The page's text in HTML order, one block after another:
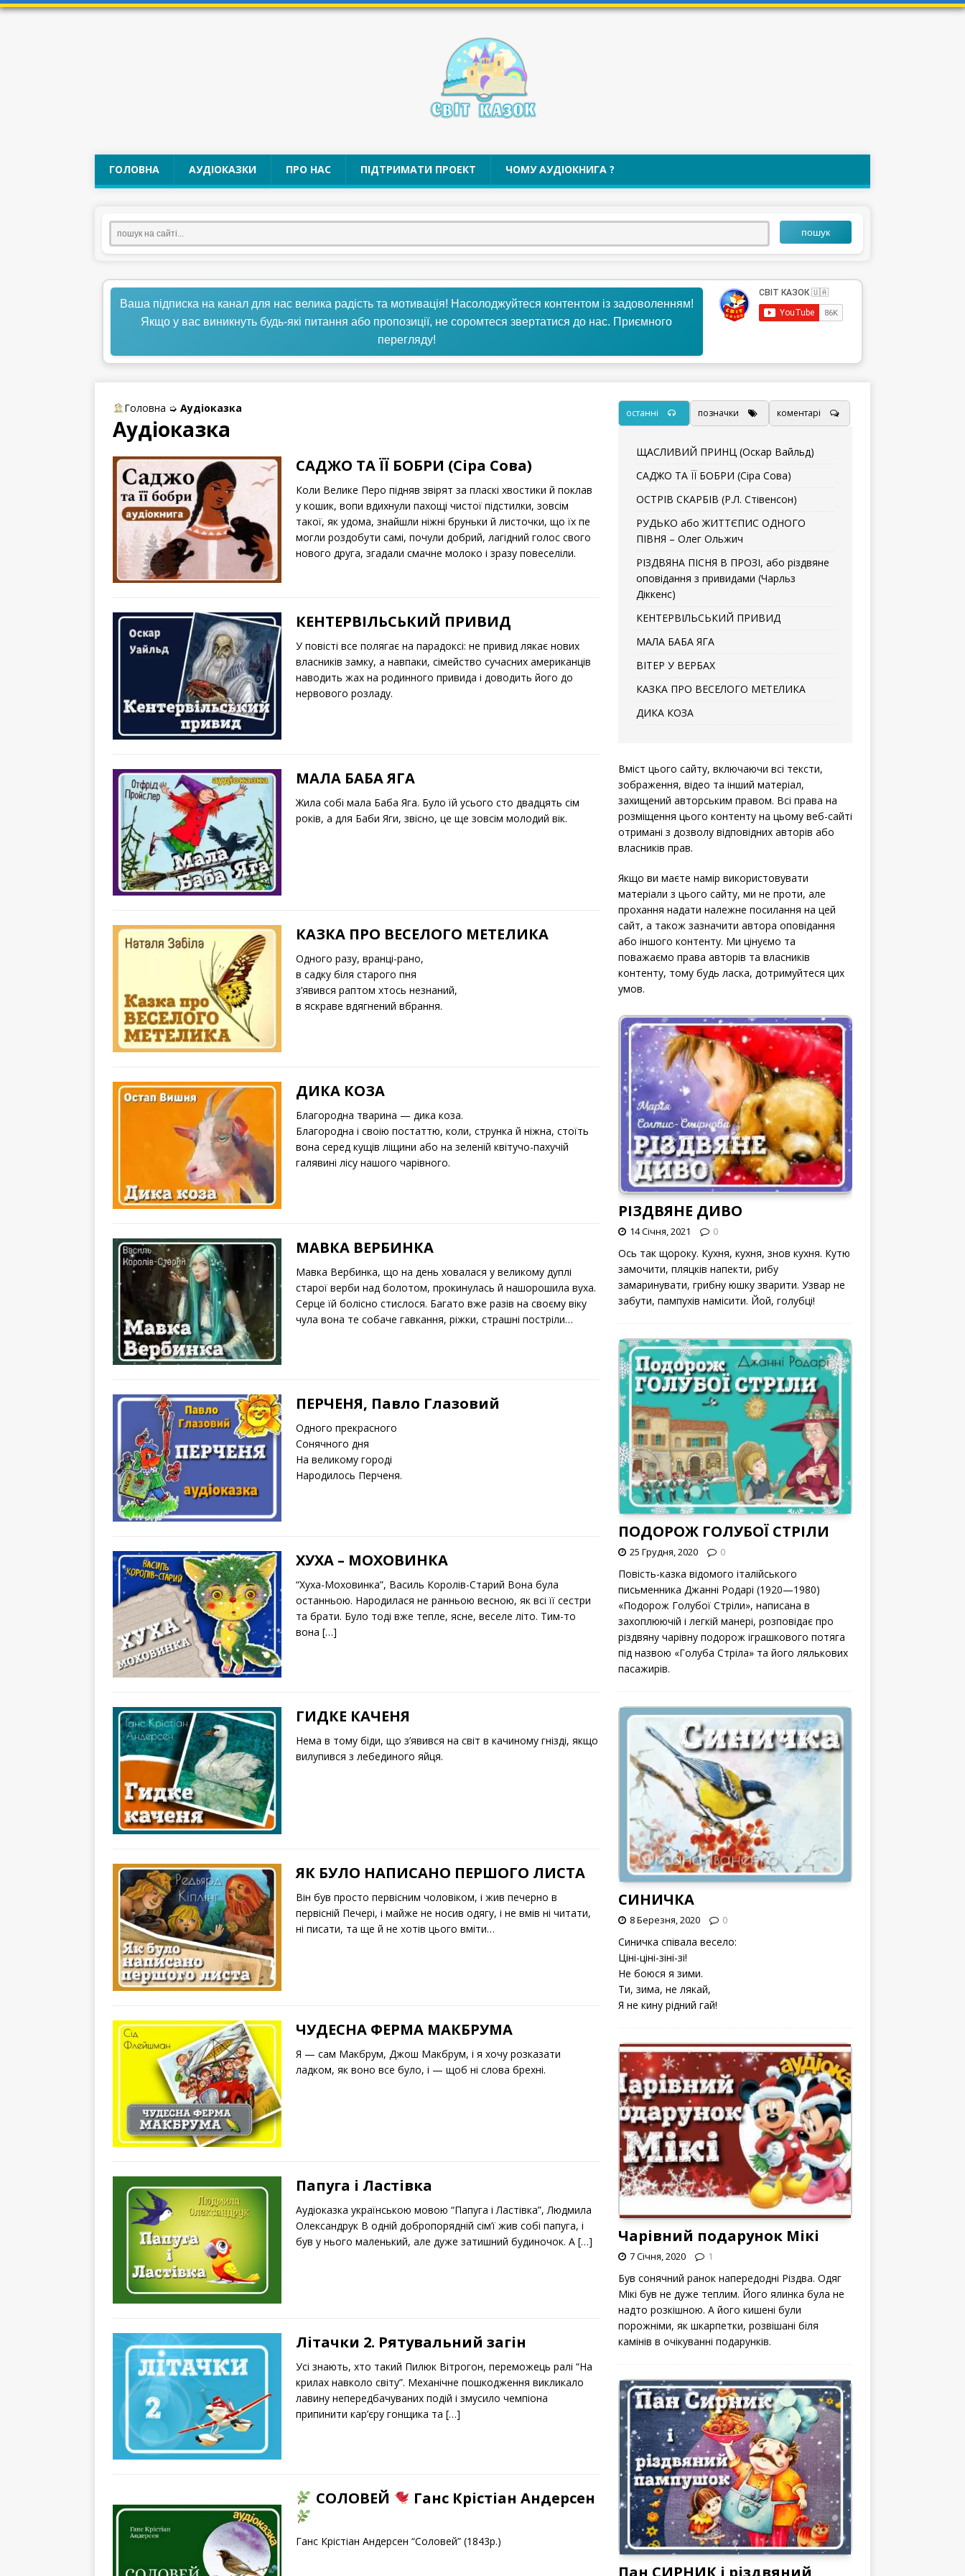
ГОЛОВНА АУДІОКАЗКИ ПРО НАС ПІДТРИМАТИ ПРОЕКТ ЧОМУ АУДІОКНИГА ?
пошук
Ваша підписка на канал для нас велика радість та мотивація! Насолоджуйтеся контентом із задоволенням!
Якщо у вас виникнуть будь-які питання або пропозиції, не соромтеся звертатися до нас. Приємного
перегляду!
Головна ➭ Аудіоказка
Аудіоказка
САДЖО ТА ЇЇ БОБРИ (Сіра Сова)
Коли Велике Перо підняв звірят за пласкі хвостики й поклав
у кошик, вопи вдихнули пахощі чистої підстилки, зовсім
такої, як удома, знайшли ніжні бруньки й листочки, що їх пе
могли роздобути самі, почули добрий, лагідний голос свого
нового друга, згадали смачне молоко і зразу повеселіли.
КЕНТЕРВІЛЬСЬКИЙ ПРИВИД
У повісті все полягає на парадоксі: не привид лякає нових
власників замку, а навпаки, сімейство сучасних американців
наводить жах на родинного привида і доводить його до
нервового розладу.
МАЛА БАБА ЯГА
Жила собі мала Баба Яга. Було їй усього сто двадцять сім
років, а для Баби Яги, звісно, це ще зовсім молодий вік.
КАЗКА ПРО ВЕСЕЛОГО МЕТЕЛИКА
Одного разу, вранці-рано,
в садку біля старого пня
з’явився раптом хтось незнаний,
в яскраве вдягнений вбрання.
ДИКА КОЗА
Благородна тварина — дика коза.
Благородна i своію постаттю, коли, струнка й нiжна, стоїть
вона серед кущiв лiщини або на зеленiй квiтучо-пахучiй
галявинi лiсу нашого чарiвного.
МАВКА ВЕРБИНКА
Мавка Вербинка, що на день ховалася у великому дуплі
старої верби над болотом, прокинулась й нашорошила вуха.
Серце їй болісно стислося. Багато вже разів на своєму віку
чула вона те собаче гавкання, ріжки, страшні постріли…
ПЕРЧЕНЯ, Павло Глазовий
Одного прекрасного
Сонячного дня
На великому городі
Народилось Перченя.
ХУХА – МОХОВИНКА
“Хуха-Моховинка”, Василь Королів-Старий Вона була
останньою. Народилася не ранньою весною, як всі її сестри
та брати. Було тоді вже тепле, ясне, веселе літо. Тим-то
вона […]
ГИДКЕ КАЧЕНЯ
Нема в тому біди, що з’явився на світ в качиному гнізді, якщо
вилупився з лебединого яйця.
ЯК БУЛО НАПИСАНО ПЕРШОГО ЛИСТА
Він був просто первісним чоловіком, і жив печерно в
первісній Печері, і майже не носив одягу, і не вмів ні читати,
ні писати, та ще й не хотів цього вміти…
ЧУДЕСНА ФЕРМА МАКБРУМА
Я — сам Макбрум, Джош Макбрум, і я хочу розказати
ладком, як воно все було, і — щоб ні слова брехні.
Папуга і Ластівка
Аудіоказка українською мовою “Папуга і Ластівка”, Людмила
Олександрук В одній добропорядній сім’ї жив собі папуга, і
був у нього маленький, але дуже затишний будиночок. А […]
Літачки 2. Рятувальний загін
Усі знають, хто такий Пилюк Вітрогон, переможець ралі “На
крилах навколо світу”. Механічне пошкодження викликало
лавину непередбачуваних подій і змусило чемпіона
припинити кар’єру гонщика та […]
СОЛОВЕЙ Ганс Крістіан Андерсен
Ганс Крістіан Андерсен “Соловей” (1843р.)
останні позначки коментарі
ЩАСЛИВИЙ ПРИНЦ (Оскар Вайльд)
САДЖО ТА ЇЇ БОБРИ (Сіра Сова)
ОСТРІВ СКАРБІВ (Р.Л. Стівенсон)
РУДЬКО або ЖИТТЄПИС ОДНОГО
ПІВНЯ – Олег Ольжич
РІЗДВЯНА ПІСНЯ В ПРОЗІ, або різдвяне
оповідання з привидами (Чарльз
Діккенс)
КЕНТЕРВІЛЬСЬКИЙ ПРИВИД
МАЛА БАБА ЯГА
ВІТЕР У ВЕРБАХ
КАЗКА ПРО ВЕСЕЛОГО МЕТЕЛИКА
ДИКА КОЗА
Вміст цього сайту, включаючи всі тексти,
зображення, відео та інший матеріал,
захищений авторським правом. Всі права на
розміщення цього контенту на цьому веб-сайті
отримані з дозволу відповідних авторів або
власників прав.
Якщо ви маєте намір використовувати
матеріали з цього сайту, ми не проти, але
прохання надати належне посилання на цей
сайт, а також зазначити автора оповідання
або іншого контенту. Ми цінуємо та
поважаємо права авторів та власників
контенту, тому будь ласка, дотримуйтеся цих
умов.
РІЗДВЯНЕ ДИВО
14 Січня, 2021 0
Ось так щороку. Кухня, кухня, знов кухня. Кутю
замочити, пляцків напекти, рибу
замаринувати, грибну юшку зварити. Узвар не
забути, пампухів намісити. Йой, голубці!
ПОДОРОЖ ГОЛУБОЇ СТРІЛИ
25 Грудня, 2020 0
Повість-казка відомого італійського
письменника Джанні Родарі (1920—1980)
«Подорож Голубої Стріли», написана в
захоплюючій і легкій манері, розповідає про
різдвяну чарівну подорож іграшкового потяга
під назвою «Голуба Стріла» та його лялькових
пасажирів.
СИНИЧКА
8 Березня, 2020 0
Синичка співала весело:
Ціні-ціні-зіні-зі!
Не боюся я зими.
Ти, зима, не лякай,
Я не кину рідний гай!
Чарівний подарунок Мікі
7 Січня, 2020 1
Був сонячний ранок напередодні Різдва. Одяг
Мікі був не дуже теплим. Його ялинка була не
надто розкішною. А його кишені були
порожніми, як шкарпетки, розвішані біля
камінів в очікуванні подарунків.
Пан СИРНИК і різдвяний